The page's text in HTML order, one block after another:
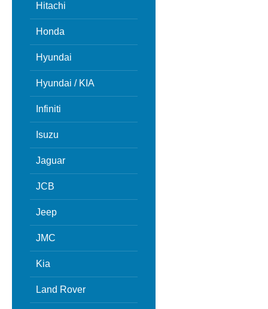
Hitachi
Honda
Hyundai
Hyundai / KIA
Infiniti
Isuzu
Jaguar
JCB
Jeep
JMC
Kia
Land Rover